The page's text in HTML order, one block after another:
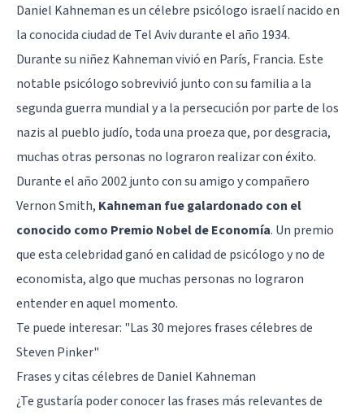
Daniel Kahnemanes un célebre psicólogo israelí nacido en
la conocida ciudad de Tel Aviv durante el año 1934.
Durante su niñez Kahneman vivió en París, Francia. Este
notable psicólogo sobrevivió junto con su familia a la
segunda guerra mundial y a la persecución por parte de los
nazis al pueblo judío, toda una proeza que, por desgracia,
muchas otras personas no lograron realizar con éxito.
Durante el año 2002 junto con su amigo y compañero
Vernon Smith, Kahneman fue galardonado con el
conocido como Premio Nobel de Economía. Un premio
que esta celebridad ganó en calidad de psicólogo y no de
economista, algo que muchas personas no lograron
entender en aquel momento.
Te puede interesar: "Las 30 mejores frases célebres de
Steven Pinker"
Frases y citas célebres de Daniel Kahneman
¿Te gustaría poder conocer las frases más relevantes de